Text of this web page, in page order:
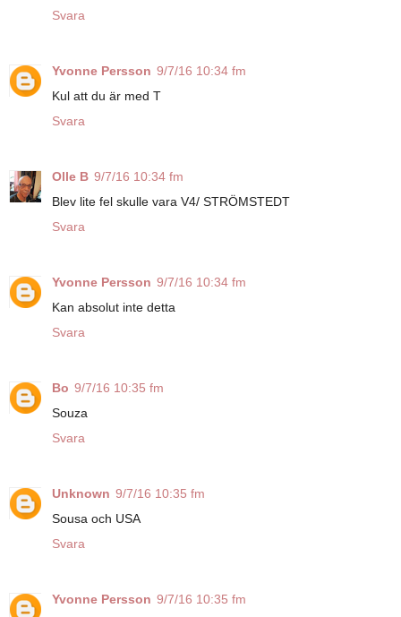
Svara
Yvonne Persson 9/7/16 10:34 fm
Kul att du är med T
Svara
Olle B 9/7/16 10:34 fm
Blev lite fel skulle vara V4/ STRÖMSTEDT
Svara
Yvonne Persson 9/7/16 10:34 fm
Kan absolut inte detta
Svara
Bo 9/7/16 10:35 fm
Souza
Svara
Unknown 9/7/16 10:35 fm
Sousa och USA
Svara
Yvonne Persson 9/7/16 10:35 fm